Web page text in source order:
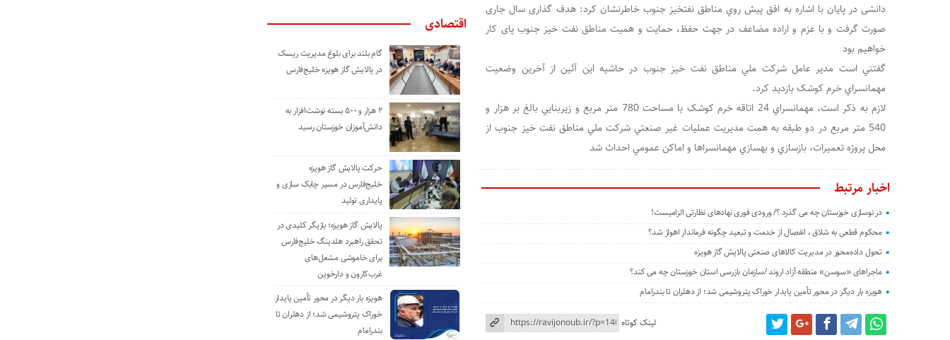
دانشی در پايان با اشاره به افق پيش روي مناطق نفتخيز جنوب خاطرنشان کرد: هدف گذاری سال جاری
صورت گرفت و با عزم و اراده مضاعف در جهت حفظ، حمایت و همیت مناطق نفت خیز جنوب پای کار
خواهیم بود
گفتني است مدير عامل شرکت ملي مناطق نفت خيز جنوب در حاشيه اين آئين از آخرين وضعيت
مهمانسراي خرم کوشک بازديد کرد.
لازم به ذکر است، مهمانسراي 24 اتاقه خرم کوشک با مساحت 780 متر مربع و زيربنايي بالغ بر هزار و
540 متر مربع در دو طبقه به همت مديريت عمليات غير صنعتي شرکت ملي مناطق نفت خيز جنوب از
محل پروژه تعميرات، بازسازي و بهسازي مهمانسراها و اماکن عمومي احداث شد
اخبار مرتبط
در نوسازی خوزستان چه می گذرد ؟/ ورودی فوری نهادهای نظارتی الزامیست!
محکوم قطعی به شلاق ، انفصال از خدمت و تبعید چگونه فرماندار اهواز شد؟
تحول داده‌محور در مدیریت کالاهای صنعتی پالایش گاز هویزه
ماجراهای «سوسن» منطقه آزاد اروند /سازمان بازرسی استان خوزستان چه می کند؟
هویزه بار دیگر در محور تأمین پایدار خوراک پتروشیمی شد؛ از دهلران تا بندرامام
لینک کوتاه
اقتصادی
گام بلند برای بلوغ مدیریت ریسک
در پالایش گاز هویزه خلیج‌فارس
۲ هزار و ۵۰۰ بسته نوشت‌افزار به
دانش‌آموزان خوزستان رسید
حرکت پالایش گاز هویزه
خلیج‌فارس در مسیر چابک سازی و
پایداری تولید
پالایش گاز هویزه؛ بازیگر کلیدی در
تحقق راهبرد هلدینگ خلیج‌فارس
برای خاموشی مشعل‌های
غرب‌کارون و دارخوین
هویزه بار دیگر در محور تأمین پایدار
خوراک پتروشیمی شد؛ از دهلران تا
بندرامام